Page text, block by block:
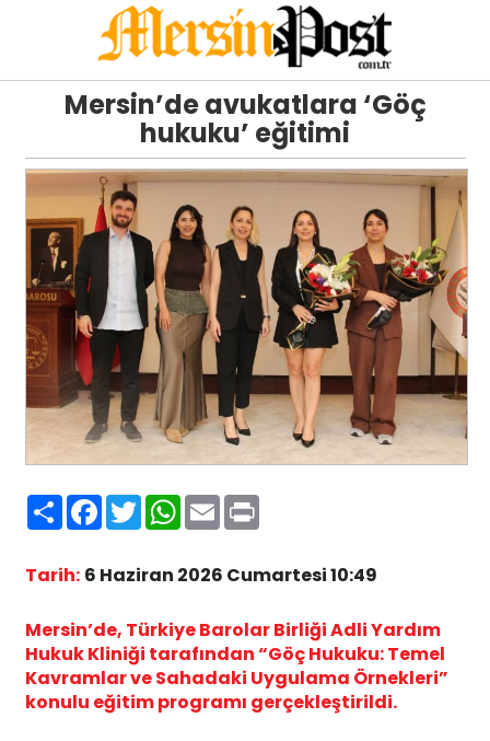
Mersin’de avukatlara ‘Göç
hukuku’ eğitimi
PaylaşFacebook
TwitterWhatsApp
EmailPrint
Tarih: 6 Haziran 2026 Cumartesi 10:49
Mersin’de, Türkiye Barolar Birliği Adli Yardım
Hukuk Kliniği tarafından “Göç Hukuku: Temel
Kavramlar ve Sahadaki Uygulama Örnekleri”
konulu eğitim programı gerçekleştirildi.